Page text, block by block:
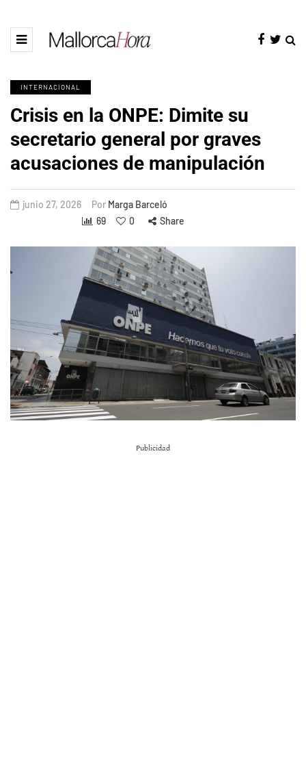
INTERNACIONAL
Crisis en la ONPE: Dimite su
secretario general por graves
acusaciones de manipulación
junio 27, 2026 Por Marga Barceló
69
0 Share
Publicidad